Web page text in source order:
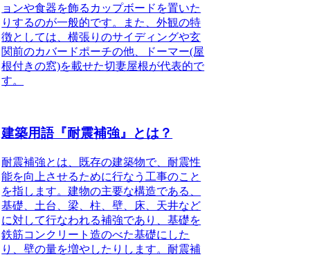
ョンや食器を飾るカップボードを置いた
りするのが一般的です。また、外観の特
徴としては、横張りのサイディングや玄
関前のカバードポーチの他、ドーマー(屋
根付きの窓)を載せた切妻屋根が代表的で
す。
建築用語『耐震補強』とは？
耐震補強とは、
既存の建築物で、耐震性
能を向上させるために行なう工事のこと
を指します。建物の主要な構造である、
基礎、土台、梁、柱、壁、床、天井など
に対して行なわれる補強であり、基礎を
鉄筋コンクリート造のべた基礎にした
り、壁の量を増やしたりします。耐震補